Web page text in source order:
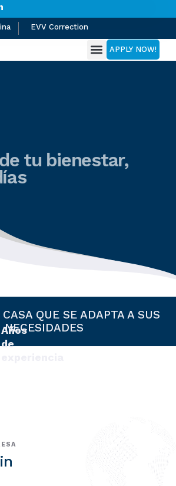
EVV Correction
APPLY NOW!
de tu bienestar,
QUE SE ADAPTA A SUS
NECESIDADES
Años
de